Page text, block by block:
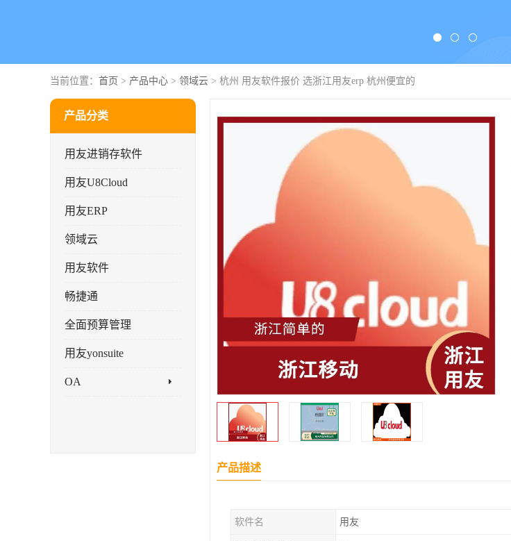
当前位置： 首页 > 产品中心 > 领域云 > 杭州 用友软件报价 选浙江用友erp 杭州便宜的
产品分类
用友进销存软件
用友U8Cloud
用友ERP
领域云
用友软件
畅捷通
全面预算管理
用友yonsuite
OA
产品描述
软件名 用友